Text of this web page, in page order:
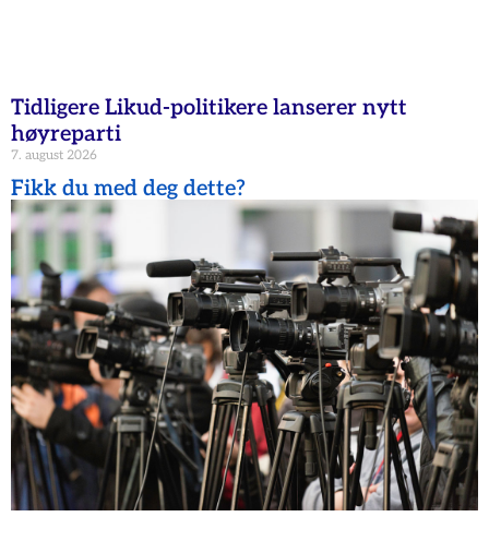
Tidligere Likud-politikere lanserer nytt
høyreparti
7. august 2026
Fikk du med deg dette?